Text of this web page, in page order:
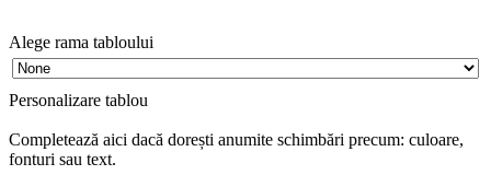
Alege rama tabloului
Personalizare tablou
Completează aici dacă dorești anumite schimbări precum: culoare,
fonturi sau text.